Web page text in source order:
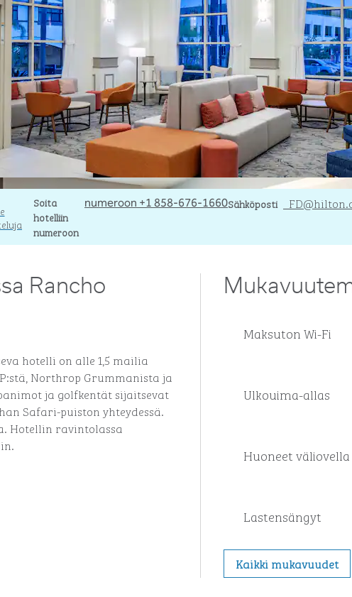
Soita
hotelliin
numeroon
Soita numeroon +1 858-676-1660Sähköposti
SähköpostiSANBE
_FD
Rancho
hotelli on alle 1,5 mailia
Northrop Grummanista ja
ja golfkentät sijaitsevat
Safari-puiston yhteydessä.
Hotellin ravintolassa
Maksuton Wi-Fi
Ulkouima-allas
Huoneet väliovella
Lastensängyt
Kaikki mukavuudet